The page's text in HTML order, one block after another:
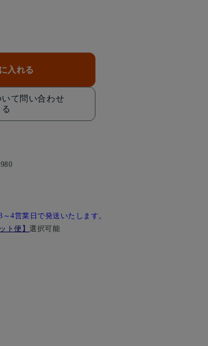
入れる
いて問い合わせ
る
～4営業日で発送いたします。
ト便】選択可能